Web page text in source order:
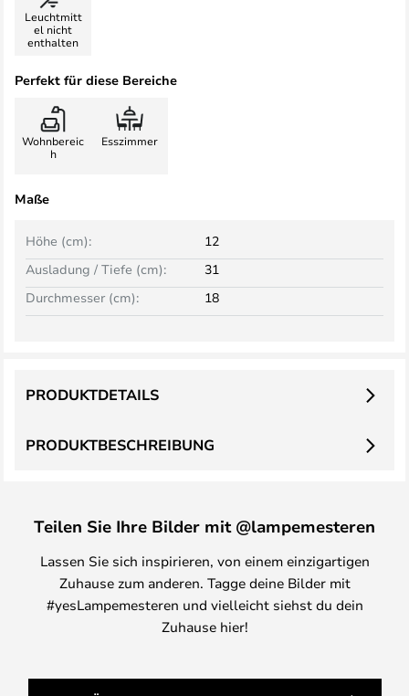
Leuchtmitt
el nicht
enthalten
Perfekt für diese Bereiche
Wohnbereic
h
Esszimmer
Maße
Höhe (cm):
12
Ausladung / Tiefe (cm):
31
Durchmesser (cm):
18
PRODUKTBESCHREIBUNG
PRODUKTDETAILS
Teilen Sie Ihre Bilder mit @lampemesteren
Lassen Sie sich inspirieren, von einem einzigartigen
Zuhause zum anderen. Tagge deine Bilder mit
#yesLampemesteren und vielleicht siehst du dein
Zuhause hier!